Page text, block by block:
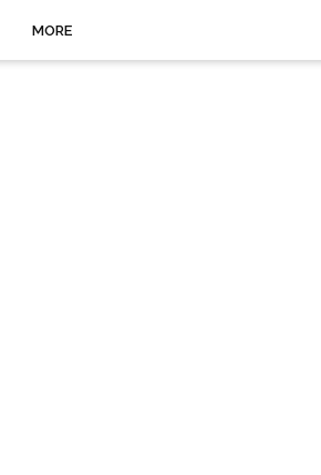
MORE